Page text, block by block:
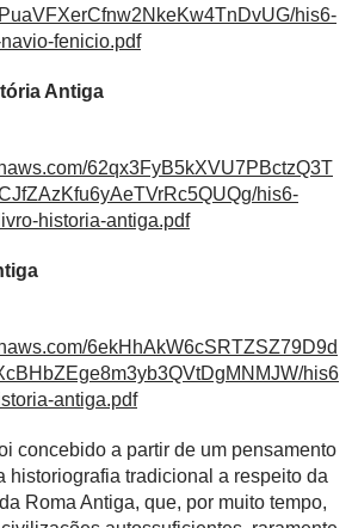
his6-
fenicio.pdf
Antiga
62qx3FyB5kXVU7PBctzQ3T
his6-
historia-antiga.pdf
6ekHhAkW6cSRTZSZ79D9d
his6
antiga.pdf
concebido a partir de um pensamento
historiografia tradicional a respeito da
Roma Antiga, que, por muito tempo,